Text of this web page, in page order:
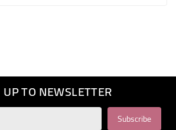
TO NEWSLETTER